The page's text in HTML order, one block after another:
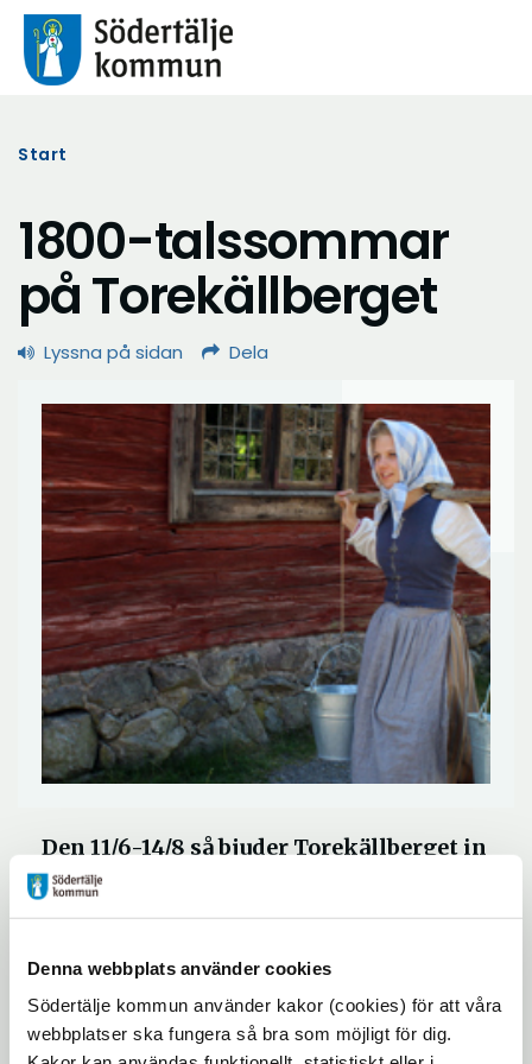
Denna webbplats använder cookies
Södertälje kommun använder kakor (cookies) för att våra
webbplatser ska fungera så bra som möjligt för dig.
Start
1800-talssommar
på Torekällberget
Lyssna på sidan Dela
Den 11/6-14/8 så bjuder Torekällberget in
till en tidsresa tillbaka till en tid utan
trafik och buller.
folkliga nöjen och möten kring våra
kulturhistoriska hus och gårdar. 65 dagar